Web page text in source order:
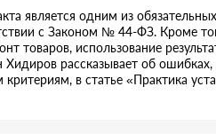
является одним из
с Законом № 44-ФЗ. Кроме
товаров, использование
Хидиров рассказывает об
в статье «Практика